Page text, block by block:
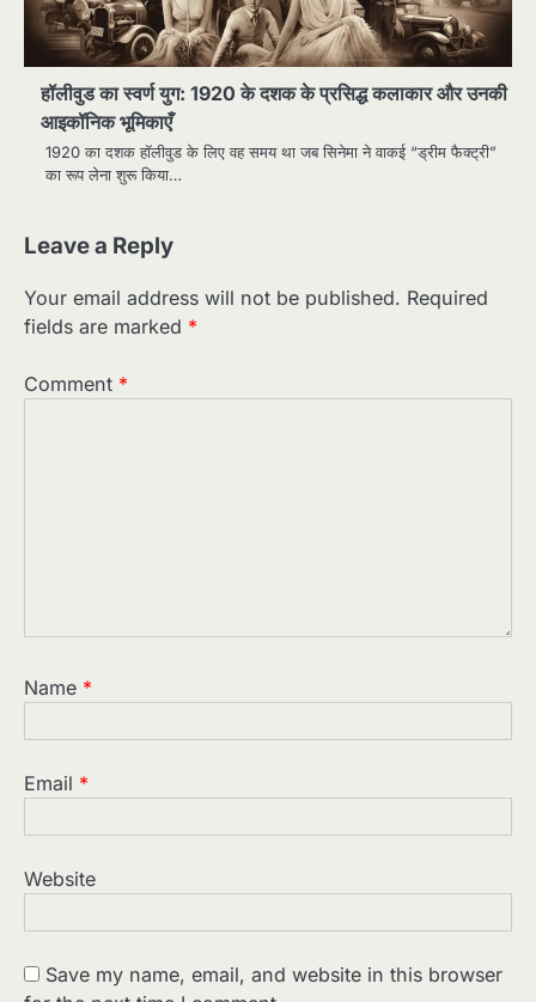
हॉलीवुड का स्वर्ण युग: 1920 के दशक के प्रसिद्ध कलाकार और उनकी
आइकॉनिक भूमिकाएँ
1920 का दशक हॉलीवुड के लिए वह समय था जब सिनेमा ने वाकई “ड्रीम फैक्ट्री”
का रूप लेना शुरू किया…
Leave a Reply
Your email address will not be published. Required
fields are marked *
Comment *
Name *
Email *
Website
Save my name, email, and website in this browser